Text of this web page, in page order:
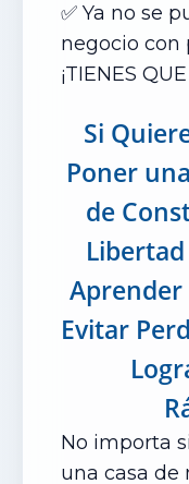
✅ Ya no se
negocio con
¡TIENES
Si
Poner
de
Aprender
Evitar
No importa
una casa de